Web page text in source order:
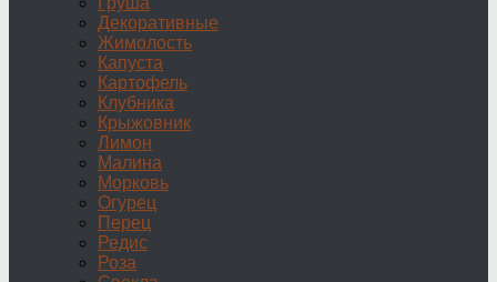
Декоративные
Жимолость
Капуста
Картофель
Клубника
Крыжовник
Лимон
Малина
Морковь
Огурец
Перец
Редис
Роза